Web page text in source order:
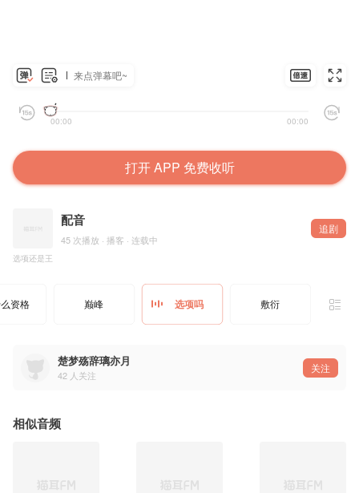
来点弹幕吧~
00:00 00:00
打开 APP 免费收听
配音
45 次播放 · 播客 · 连载中
追剧
选项还是王
资格 巅峰 选项吗 敷衍
楚梦殇辞璃亦月
42 人关注
关注
相似音频